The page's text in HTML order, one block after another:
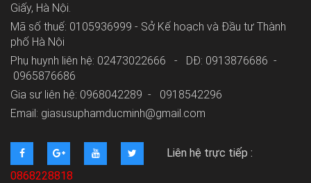
Giấy, Hà Nội.
Mã số thuế: 0105936999 - Sở Kế hoạch và Đầu tư Thành
phố Hà Nội
Phụ huynh liên hệ: 02473022666 - DĐ: 0913876686 -
0965876686
Gia sư liên hệ: 0968042289 - 0918542296
Email: giasusuphamducminh@gmail.com
Liên hệ trực tiếp :
0868228818